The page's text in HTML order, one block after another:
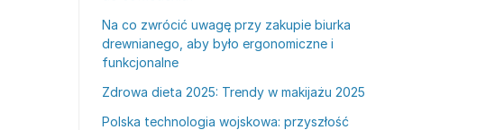
Na co zwrócić uwagę przy zakupie biurka
drewnianego, aby było ergonomiczne i
funkcjonalne
Zdrowa dieta 2025: Trendy w makijażu 2025
Polska technologia wojskowa: przyszłość